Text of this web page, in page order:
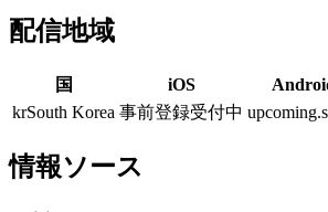
配信地域
国 iOS
krSouth Korea 事前登録受付中
情報ソース